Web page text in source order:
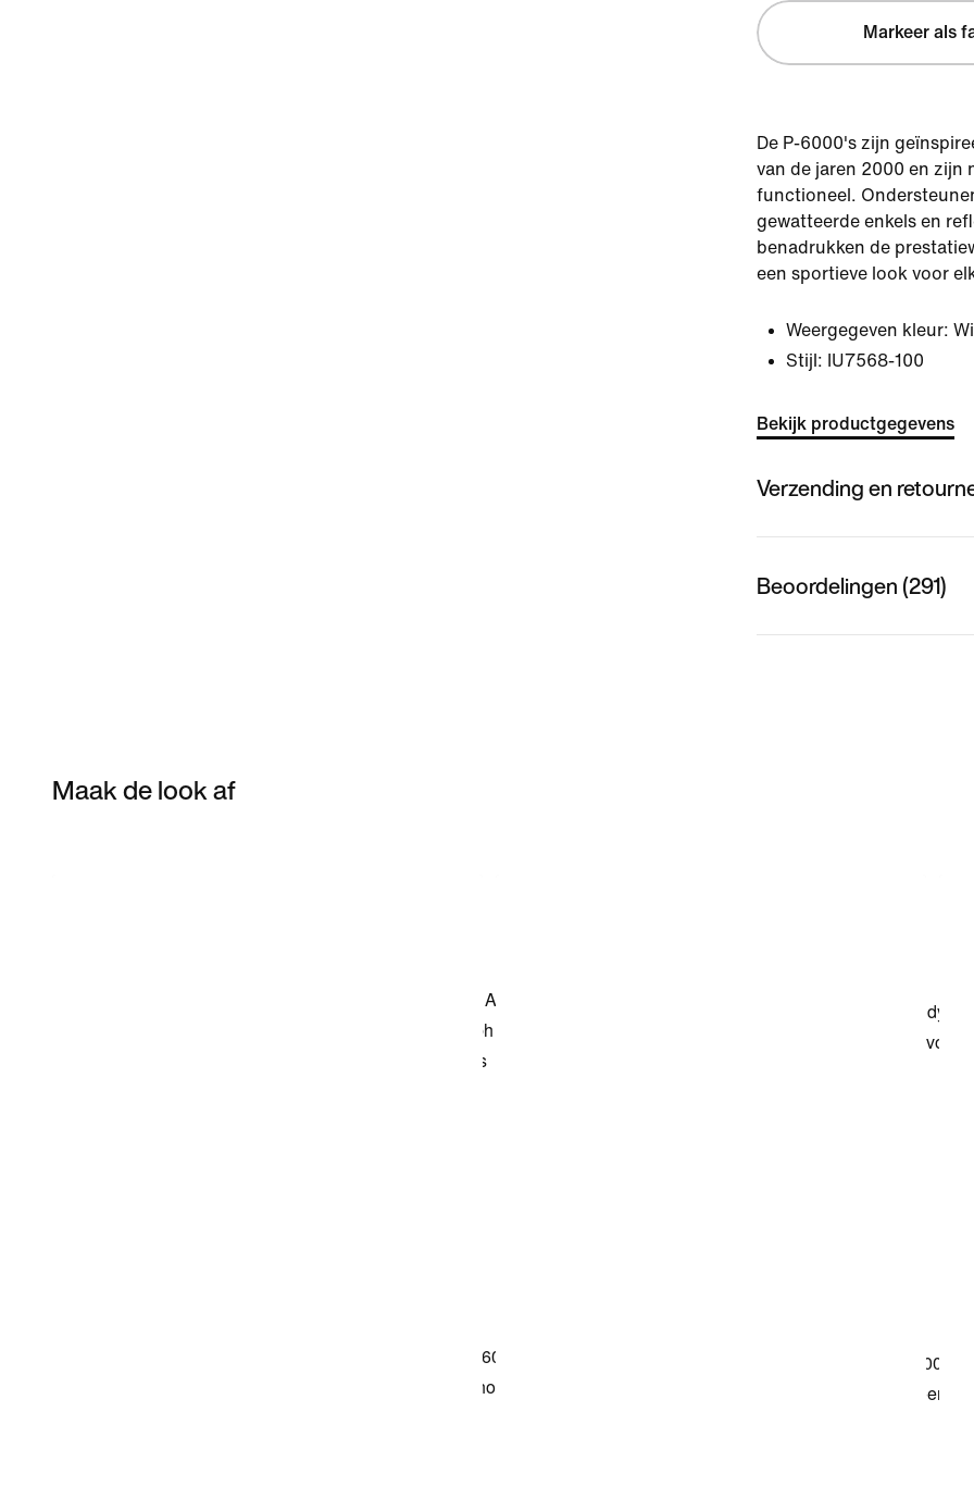
Markeer als
De P-6000's zijn
van de jaren 2000 en zijn
functioneel.
gewatteerde enkels en
benadrukken de
een sportieve look voor
Weergegeven kleur:
Stijl: IU7568-100
Bekijk productgegevens
Verzending en
Beoordelingen (291)
Maak de look af